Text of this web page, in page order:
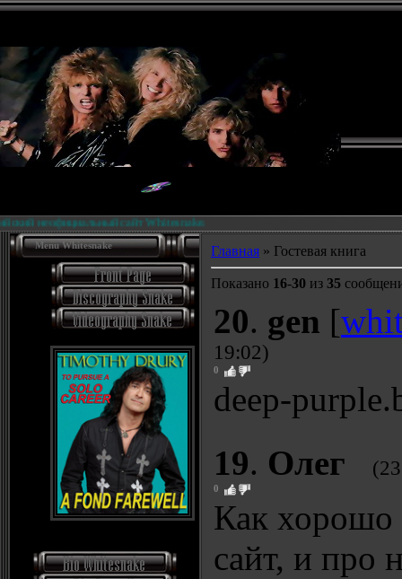
сайт Whitesnake.
Menu Whitesnake Главная » Гостевая книга
Показано 16-30 из 35
20. gen [
19:02)
0
deep-
19. Олег
0
Как хорошо
сайт, и про